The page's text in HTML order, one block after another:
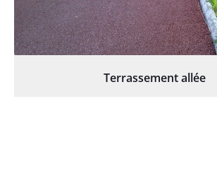
Terrassement allée